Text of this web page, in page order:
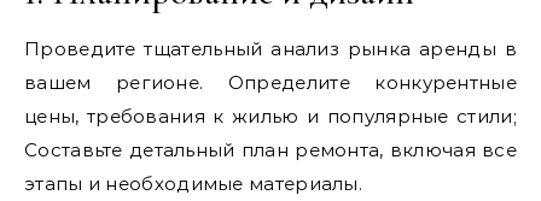
Проведите тщательный анализ рынка аренды в
вашем регионе. Определите конкурентные
цены, требования к жилью и популярные стили;
Составьте детальный план ремонта, включая все
этапы и необходимые материалы.